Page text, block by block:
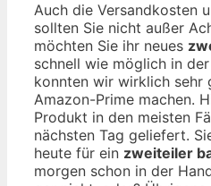
Auch die Versandkosten
sollten Sie nicht außer
möchten Sie ihr neues
schnell wie möglich in
konnten wir wirklich sehr
Amazon-Prime machen.
Produkt in den meisten
nächsten Tag geliefert.
heute für ein zweiteiler
morgen schon in der